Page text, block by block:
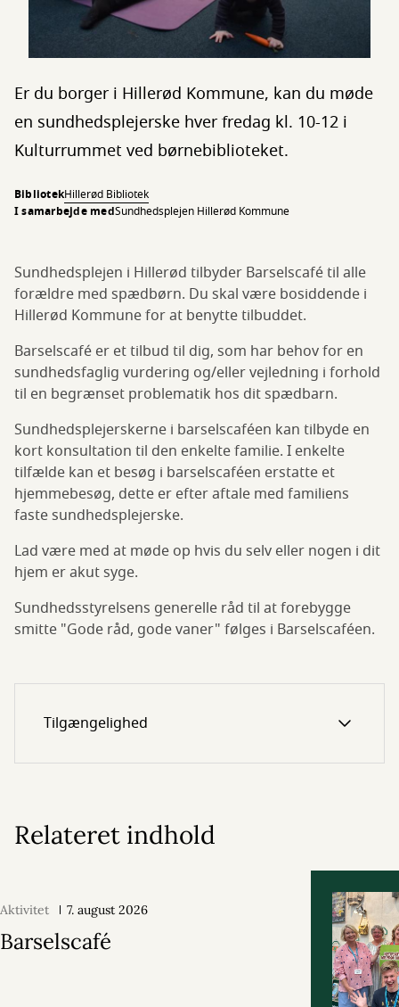
Er du borger i Hillerød Kommune, kan du møde
en sundhedsplejerske hver fredag kl. 10-12 i
Kulturrummet ved børnebiblioteket.
BibliotekHillerød Bibliotek
I samarbejde medSundhedsplejen Hillerød Kommune
Sundhedsplejen i Hillerød tilbyder Barselscafé til alle
forældre med spædbørn. Du skal være bosiddende i
Hillerød Kommune for at benytte tilbuddet.
Barselscafé er et tilbud til dig, som har behov for en
sundhedsfaglig vurdering og/eller vejledning i forhold
til en begrænset problematik hos dit spædbarn.
Sundhedsplejerskerne i barselscaféen kan tilbyde en
kort konsultation til den enkelte familie. I enkelte
tilfælde kan et besøg i barselscaféen erstatte et
hjemmebesøg, dette er efter aftale med familiens
faste sundhedsplejerske.
Lad være med at møde op hvis du selv eller nogen i dit
hjem er akut syge.
Sundhedsstyrelsens generelle råd til at forebygge
smitte "Gode råd, gode vaner" følges i Barselscaféen.
Tilgængelighed
Relateret indhold
Aktivitet 7. august 2026
Barselscafé